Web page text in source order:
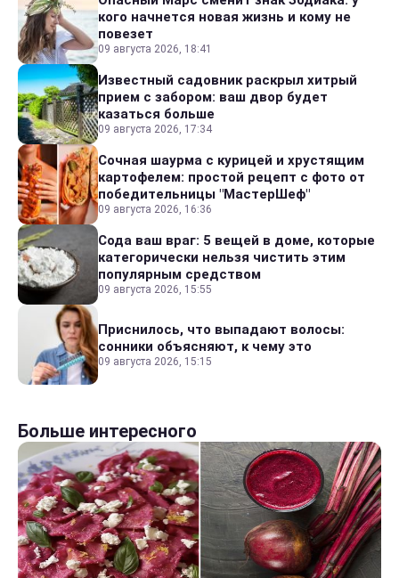
кого начнется новая жизнь и кому не
повезет
09 августа 2026, 18:41
Известный садовник раскрыл хитрый
прием с забором: ваш двор будет
казаться больше
09 августа 2026, 17:34
Сочная шаурма с курицей и хрустящим
картофелем: простой рецепт с фото от
победительницы "МастерШеф"
09 августа 2026, 16:36
Сода ваш враг: 5 вещей в доме, которые
категорически нельзя чистить этим
популярным средством
09 августа 2026, 15:55
Приснилось, что выпадают волосы:
сонники объясняют, к чему это
09 августа 2026, 15:15
Больше интересного